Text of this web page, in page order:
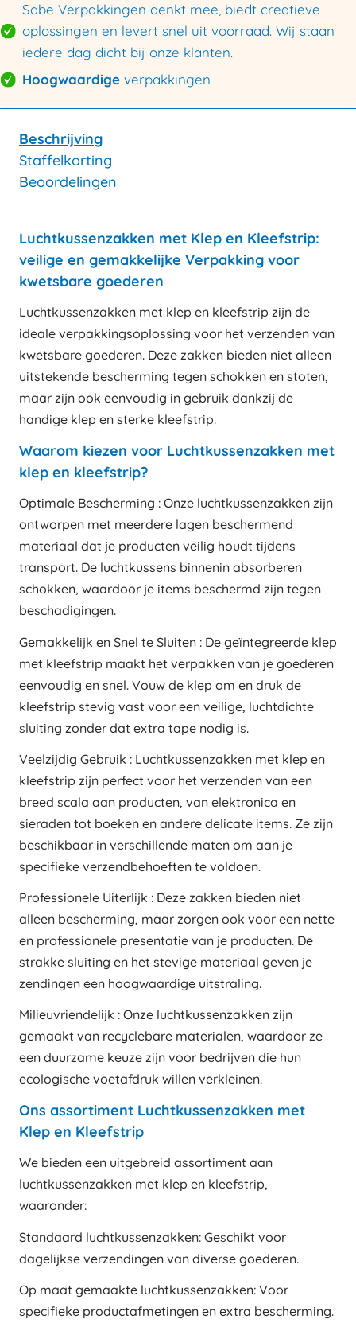
Sabe Verpakkingen denkt mee, biedt creatieve
oplossingen en levert snel uit voorraad. Wij staan
iedere dag dicht bij onze klanten.
Hoogwaardige verpakkingen
Beschrijving
Staffelkorting
Beoordelingen
Luchtkussenzakken met Klep en Kleefstrip:
veilige en gemakkelijke Verpakking voor
kwetsbare goederen
Luchtkussenzakken met klep en kleefstrip zijn de
ideale verpakkingsoplossing voor het verzenden van
kwetsbare goederen. Deze zakken bieden niet alleen
uitstekende bescherming tegen schokken en stoten,
maar zijn ook eenvoudig in gebruik dankzij de
handige klep en sterke kleefstrip.
Waarom kiezen voor Luchtkussenzakken met
klep en kleefstrip?
Optimale Bescherming : Onze luchtkussenzakken zijn
ontworpen met meerdere lagen beschermend
materiaal dat je producten veilig houdt tijdens
transport. De luchtkussens binnenin absorberen
schokken, waardoor je items beschermd zijn tegen
beschadigingen.
Gemakkelijk en Snel te Sluiten : De geïntegreerde klep
met kleefstrip maakt het verpakken van je goederen
eenvoudig en snel. Vouw de klep om en druk de
kleefstrip stevig vast voor een veilige, luchtdichte
sluiting zonder dat extra tape nodig is.
Veelzijdig Gebruik : Luchtkussenzakken met klep en
kleefstrip zijn perfect voor het verzenden van een
breed scala aan producten, van elektronica en
sieraden tot boeken en andere delicate items. Ze zijn
beschikbaar in verschillende maten om aan je
specifieke verzendbehoeften te voldoen.
Professionele Uiterlijk : Deze zakken bieden niet
alleen bescherming, maar zorgen ook voor een nette
en professionele presentatie van je producten. De
strakke sluiting en het stevige materiaal geven je
zendingen een hoogwaardige uitstraling.
Milieuvriendelijk : Onze luchtkussenzakken zijn
gemaakt van recyclebare materialen, waardoor ze
een duurzame keuze zijn voor bedrijven die hun
ecologische voetafdruk willen verkleinen.
Ons assortiment Luchtkussenzakken met
Klep en Kleefstrip
We bieden een uitgebreid assortiment aan
luchtkussenzakken met klep en kleefstrip,
waaronder:
Standaard luchtkussenzakken: Geschikt voor
dagelijkse verzendingen van diverse goederen.
Op maat gemaakte luchtkussenzakken: Voor
specifieke productafmetingen en extra bescherming.